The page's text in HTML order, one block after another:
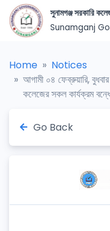
সুনামগঞ্জ সরকারি
Sunamganj
Home
Notices
আগামী ০৪ ফেব্রুয়ারি,
কলেজের সকল কার্যক্রম
Go Back